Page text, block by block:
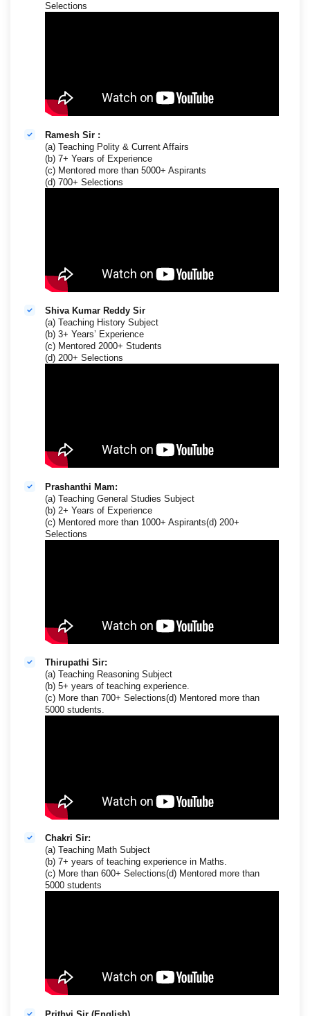
Selections
Ramesh Sir :
(a) Teaching Polity & Current Affairs
(b) 7+ Years of Experience
(c) Mentored more than 5000+ Aspirants
(d) 700+ Selections
Shiva Kumar Reddy Sir
(a) Teaching History Subject
(b) 3+ Years’ Experience
(c) Mentored 2000+ Students
(d) 200+ Selections
Prashanthi Mam:
(a) Teaching General Studies Subject
(b) 2+ Years of Experience
(c) Mentored more than 1000+ Aspirants(d) 200+
Selections
Thirupathi Sir:
(a) Teaching Reasoning Subject
(b) 5+ years of teaching experience.
(c) More than 700+ Selections(d) Mentored more than
5000 students.
Chakri Sir:
(a) Teaching Math Subject
(b) 7+ years of teaching experience in Maths.
(c) More than 600+ Selections(d) Mentored more than
5000 students